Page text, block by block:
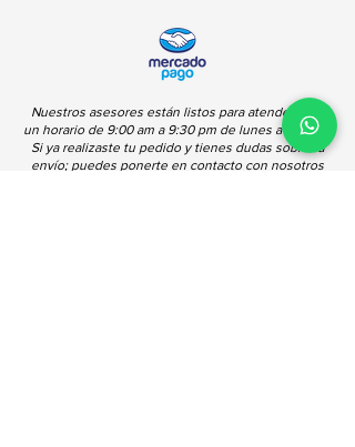
Nuestros asesores están listos para atenderte en
un horario de 9:00 am a 9:30 pm de lunes a sábado.
Si ya realizaste tu pedido y tienes dudas sobre tu
envío; puedes ponerte en contacto con nosotros